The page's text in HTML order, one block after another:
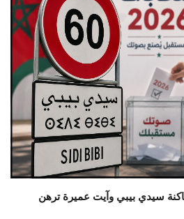
سيدي بيبي وآيت عميرة ترهن